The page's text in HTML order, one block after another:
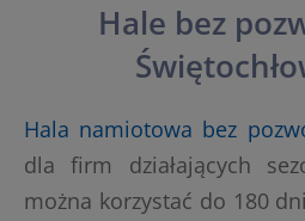
Hale bez
Hala namiotowa bez
dla firm działających
można korzystać do 180